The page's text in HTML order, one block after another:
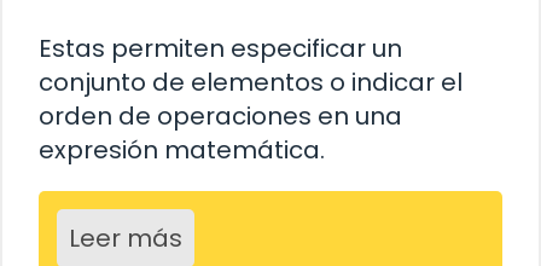
Estas permiten especificar un
conjunto de elementos o indicar el
orden de operaciones en una
expresión matemática.
Leer más